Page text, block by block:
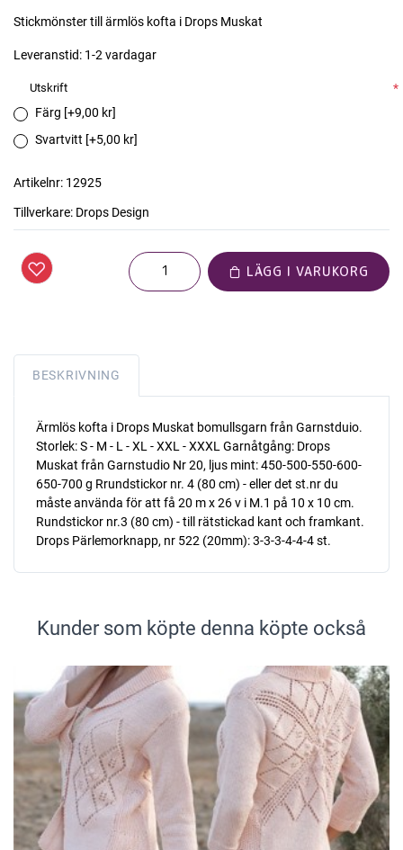
Stickmönster till ärmlös kofta i Drops Muskat
Leveranstid: 1-2 vardagar
Utskrift
*
Färg [+9,00 kr]
Svartvitt [+5,00 kr]
Artikelnr: 12925
Tillverkare: Drops Design
LÄGG I VARUKORG
BESKRIVNING
Ärmlös kofta i Drops Muskat bomullsgarn från Garnstduio.
Storlek: S - M - L - XL - XXL - XXXL Garnåtgång: Drops
Muskat från Garnstudio Nr 20, ljus mint: 450-500-550-600-
650-700 g Rrundstickor nr. 4 (80 cm) - eller det st.nr du
måste använda för att få 20 m x 26 v i M.1 på 10 x 10 cm.
Rundstickor nr.3 (80 cm) - till rätstickad kant och framkant.
Drops Pärlemorknapp, nr 522 (20mm): 3-3-3-4-4-4 st.
Kunder som köpte denna köpte också